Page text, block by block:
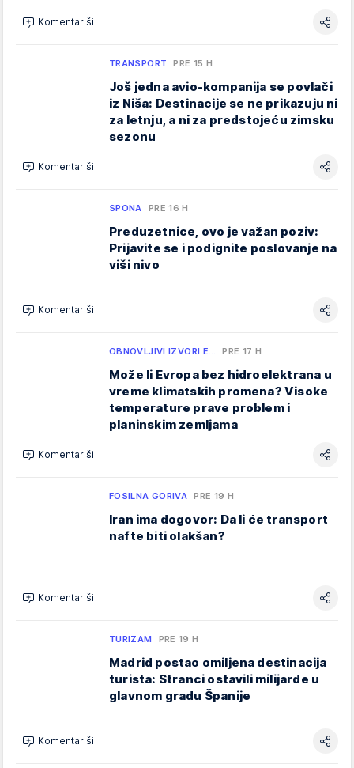
Komentariši
TRANSPORT PRE 15 H
Još jedna avio-kompanija se povlači
iz Niša: Destinacije se ne prikazuju ni
za letnju, a ni za predstojeću zimsku
sezonu
Komentariši
SPONA PRE 16 H
Preduzetnice, ovo je važan poziv:
Prijavite se i podignite poslovanje na
viši nivo
Komentariši
OBNOVLJIVI IZVORI E… PRE 17 H
Može li Evropa bez hidroelektrana u
vreme klimatskih promena? Visoke
temperature prave problem i
planinskim zemljama
Komentariši
FOSILNA GORIVA PRE 19 H
Iran ima dogovor: Da li će transport
nafte biti olakšan?
Komentariši
TURIZAM PRE 19 H
Madrid postao omiljena destinacija
turista: Stranci ostavili milijarde u
glavnom gradu Španije
Komentariši